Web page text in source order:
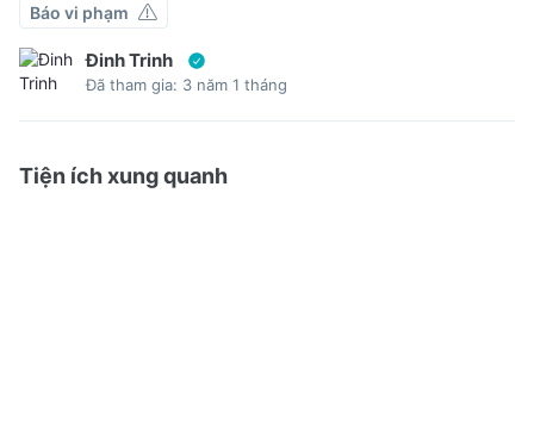
Báo vi phạm
Đinh Trinh
Đã tham gia: 3 năm 1 tháng
Tiện ích xung quanh